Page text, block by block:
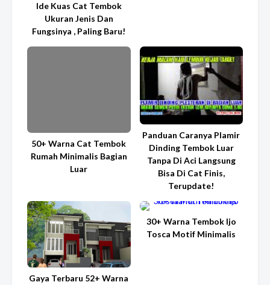
Ide Kuas Cat Tembok
Ukuran Jenis Dan
Fungsinya , Paling Baru!
50+ Warna Cat Tembok
Rumah Minimalis Bagian
Luar
Panduan Caranya Plamir
Dinding Tembok Luar
Tanpa Di Aci Langsung
Bisa Di Cat Finis,
Terupdate!
Gaya Terbaru 52+ Warna
30+ Warna Tembok Ijo
Tosca Motif Minimalis